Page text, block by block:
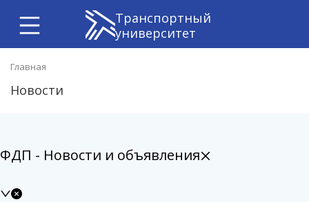
Транспортный
университет
Главная
Новости
ФДП - Новости и объявления